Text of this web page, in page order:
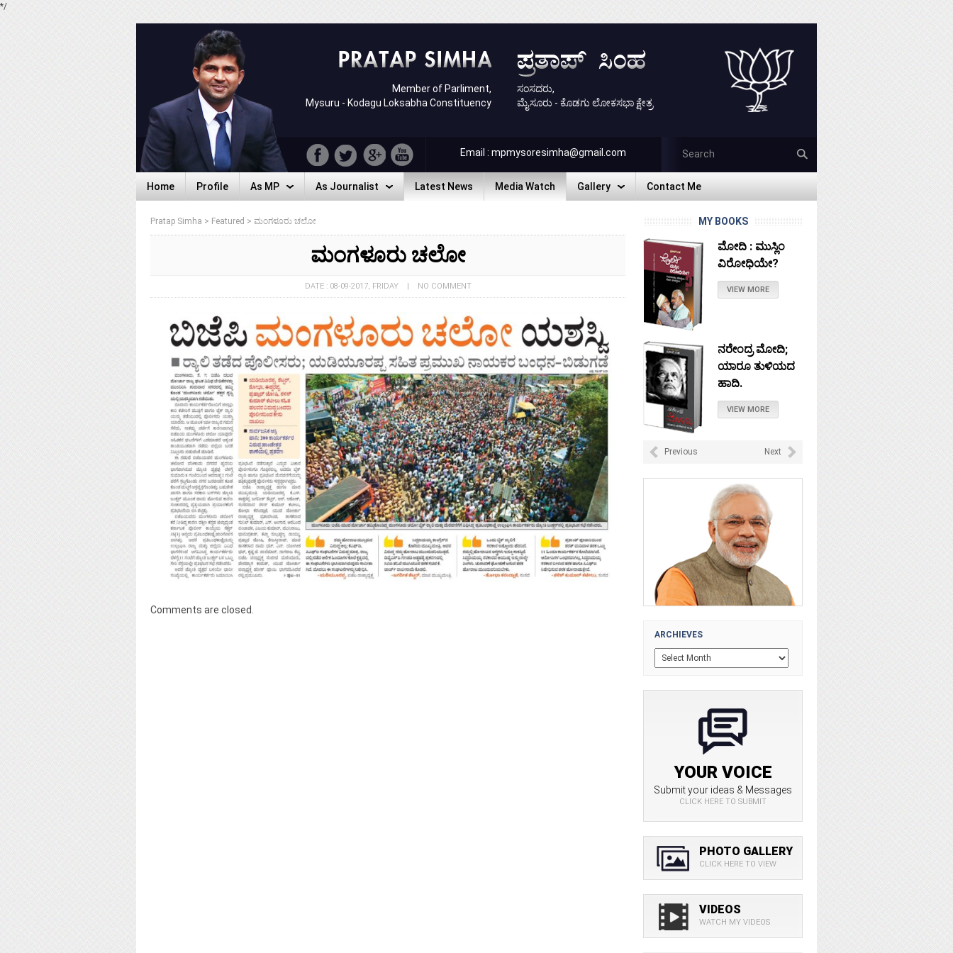
*/
Member of Parliment,
Mysuru - Kodagu Loksabha Constituency
ಸಂಸದರು,
ಮೈಸೂರು - ಕೊಡಗು ಲೋಕಸಭಾ ಕ್ಷೇತ್ರ
Email : mpmysoresimha@gmail.com
Home
Home
Profile
Profile
As MP
As MP
As Journalist
As Journalist
Latest News
Latest News
Media Watch
Media Watch
Gallery
Gallery
Contact Me
Contact Me
Pratap Simha > Featured > ಮಂಗಳೂರು ಚಲೋ
ಮಂಗಳೂರು ಚಲೋ
DATE : 08-09-2017, FRIDAY | NO COMMENT
Comments are closed.
MY BOOKS
ಮೋದಿ : ಮುಸ್ಲಿಂ
ವಿರೋಧಿಯೇ?
VIEW MORE
ನರೇಂದ್ರ ಮೋದಿ;
ಯಾರೂ ತುಳಿಯದ
ಹಾದಿ.
VIEW MORE
ನೇತಾಜಿ: ಚಲೋ
ಹೋದರೆಲ್ಲಿ?
VIEW MORE
ಟಿಪ್ಪು ಸುಲ್ತಾನ :
ಸ್ವಾತಂತ್ರವೀರನಾ?
VIEW MORE
Previous Next
ARCHIEVES
YOUR VOICE
Submit your ideas & Messages
CLICK HERE TO SUBMIT
PHOTO GALLERY
CLICK HERE TO VIEW
VIDEOS
WATCH MY VIDEOS